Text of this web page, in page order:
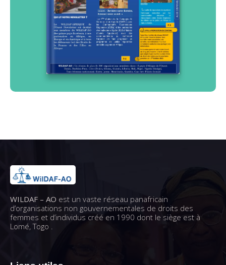
WILDAF – AO est un vaste réseau panafricain
d’organisations non gouvernementales de droits des
femmes et d’individus créé en 1990 dont le siège est à
Lomé, Togo .